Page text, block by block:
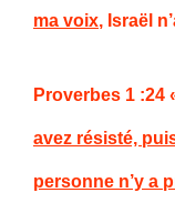
ma voix, Israël
Proverbes 1 :24
avez résisté,
personne n’y a